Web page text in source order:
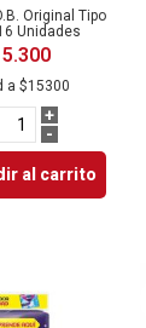
Original Tipo
Unidades
a $15300
+
-
al carrito